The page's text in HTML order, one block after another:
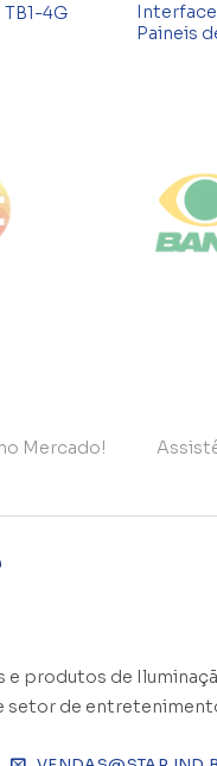
4G
Paineis
Mercado!
e produtos de
setor de